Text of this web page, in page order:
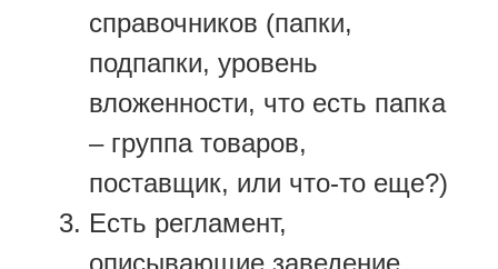
справочников (папки,
подпапки, уровень
вложенности, что есть папка
– группа товаров,
поставщик, или что-то еще?)
Есть регламент,